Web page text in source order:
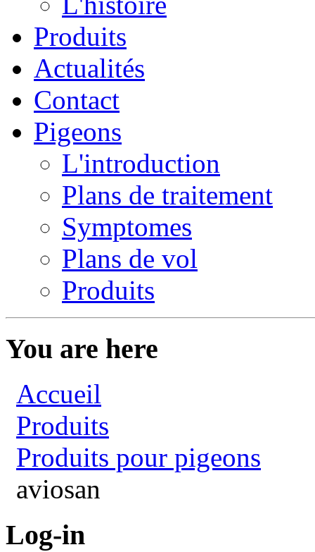
Produits
Actualités
Contact
Pigeons
L'introduction
Plans de traitement
Symptomes
Plans de vol
Produits
You are here
Accueil
Produits
Produits pour pigeons
aviosan
Log-in